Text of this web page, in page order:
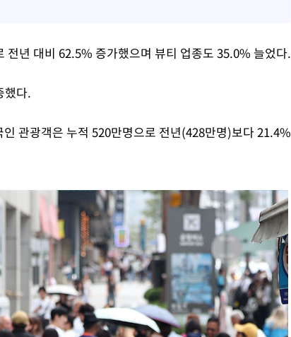
전년 대비 62.5% 증가했으며 뷰티 업종도 35.0% 늘었다.
했다.
관광객은 누적 520만명으로 전년(428만명)보다 21.4%